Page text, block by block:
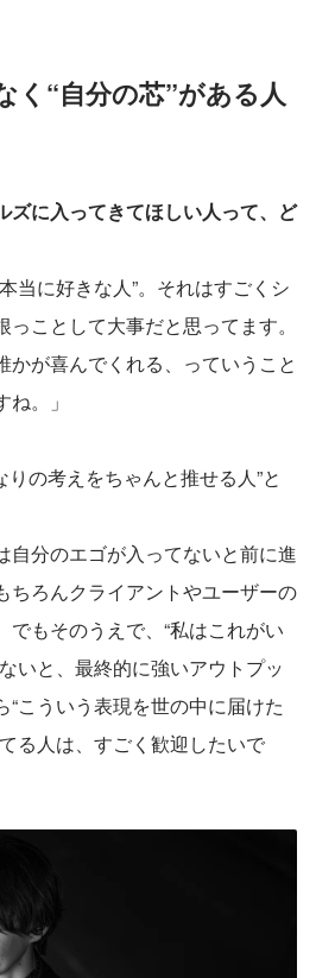
く“自分の芯”がある人
に入ってきてほしい人って、ど
当に好きな人”。それはすごくシ
ことして大事だと思ってます。
かが喜んでくれる、っていうこと
。」
りの考えをちゃんと推せる人”と
自分のエゴが入ってないと前に進
ちろんクライアントやユーザーの
もそのうえで、“私はこれがい
いと、最終的に強いアウトプッ
“こういう表現を世の中に届けた
る人は、すごく歓迎したいで